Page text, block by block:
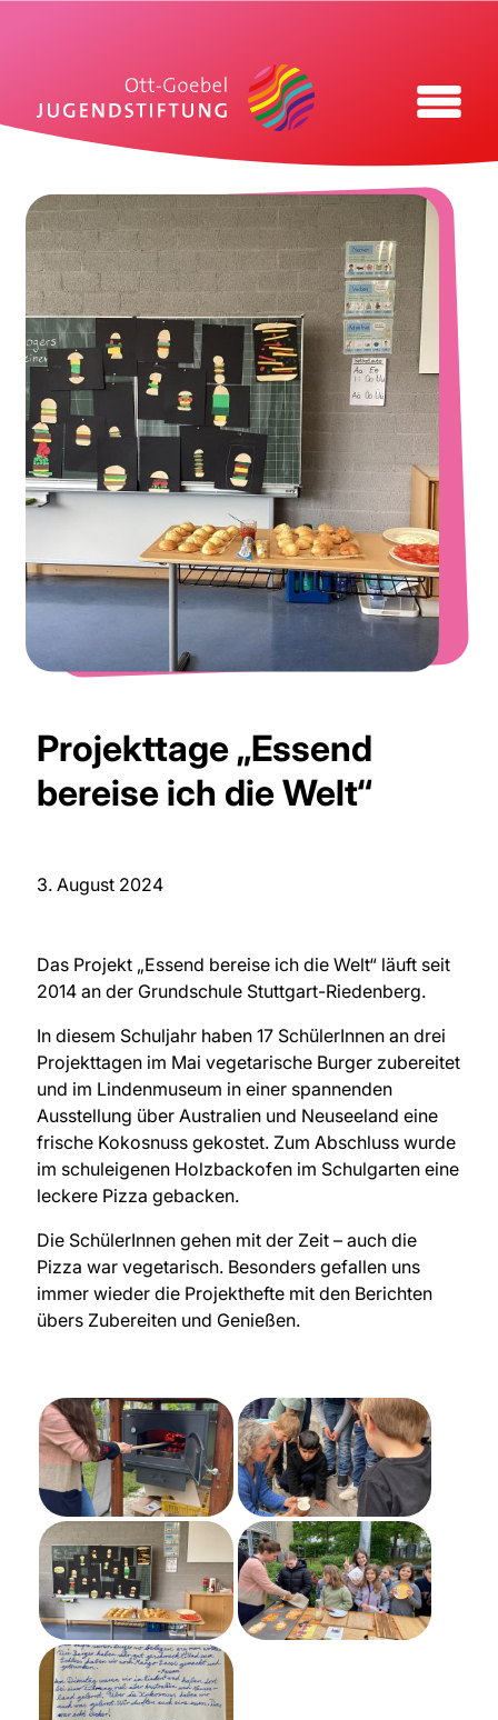
Projekttage „Essend
bereise ich die Welt“
3. August 2024
Das Projekt „Essend bereise ich die Welt“ läuft seit
2014 an der Grundschule Stuttgart-Riedenberg.
In diesem Schuljahr haben 17 SchülerInnen an drei
Projekttagen im Mai vegetarische Burger zubereitet
und im Lindenmuseum in einer spannenden
Ausstellung über Australien und Neuseeland eine
frische Kokosnuss gekostet. Zum Abschluss wurde
im schuleigenen Holzbackofen im Schulgarten eine
leckere Pizza gebacken.
Die SchülerInnen gehen mit der Zeit – auch die
Pizza war vegetarisch. Besonders gefallen uns
immer wieder die Projekthefte mit den Berichten
übers Zubereiten und Genießen.